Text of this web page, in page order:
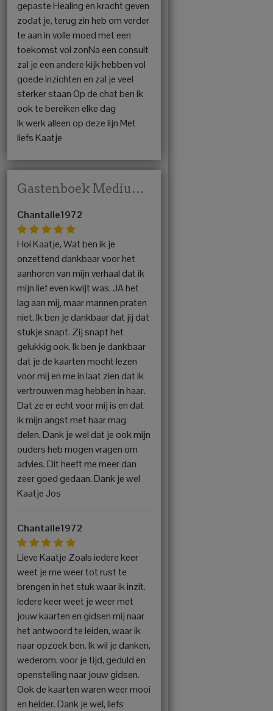
gepaste Healing en kracht geven
zodat je, terug zin heb om verder
te aan in volle moed met een
toekomst vol zonNa een consult
zal je een andere kijk hebben vol
goede inzichten en zal je veel
sterker staan Op de chat ben ik
ook te bereiken elke dag
Ik werk alleen op deze lijn Met
liefs Kaatje
Gastenboek Medium Kaatje
Chantalle1972
Hoi Kaatje, Wat ben ik je
onzettend dankbaar voor het
aanhoren van mijn verhaal dat ik
mijn lief even kwijt was. JA het
lag aan mij, maar mannen praten
niet. Ik ben je dankbaar dat jij dat
stukje snapt. Zij snapt het
gelukkig ook. Ik ben je dankbaar
dat je de kaarten mocht lezen
voor mij en me in laat zien dat ik
vertrouwen mag hebben in haar.
Dat ze er echt voor mij is en dat
ik mijn angst met haar mag
delen. Dank je wel dat je ook mijn
ouders heb mogen vragen om
advies. Dit heeft me meer dan
zeer goed gedaan. Dank je wel
Kaatje Jos
Chantalle1972
Lieve Kaatje Zoals iedere keer
weet je me weer tot rust te
brengen in het stuk waar ik inzit.
Iedere keer weet je weer met
jouw kaarten en gidsen mij naar
het antwoord te leiden, waar ik
naar opzoek ben. Ik wil je danken,
wederom, voor je tijd, geduld en
openstelling naar jouw gidsen.
Ook de kaarten waren weer mooi
en helder. Dank je wel, liefs